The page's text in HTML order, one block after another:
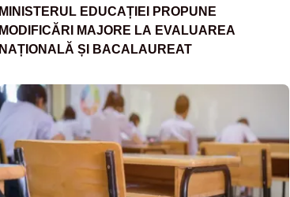
MINISTERUL EDUCAȚIEI PROPUNE
MODIFICĂRI MAJORE LA EVALUAREA
NAȚIONALĂ ȘI BACALAUREAT